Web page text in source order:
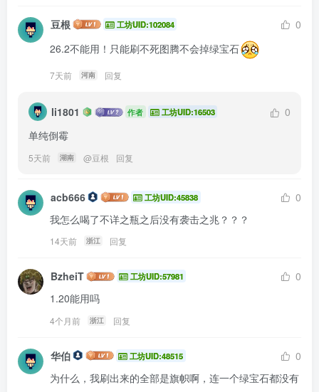
豆根 工坊UID:102084
0
26.2不能用！只能刷不死图腾不会掉绿宝石
7天前 河南 回复
li1801 作者 工坊UID:16503
0
单纯倒霉
5天前 湖南 @豆根 回复
acb666 工坊UID:45838
0
我怎么喝了不详之瓶之后没有袭击之兆？？？
14天前 浙江 回复
BzheiT 工坊UID:57981
0
1.20能用吗
4个月前 浙江 回复
华伯 工坊UID:48515
0
为什么，我刷出来的全部是旗帜啊，连一个绿宝石都没有